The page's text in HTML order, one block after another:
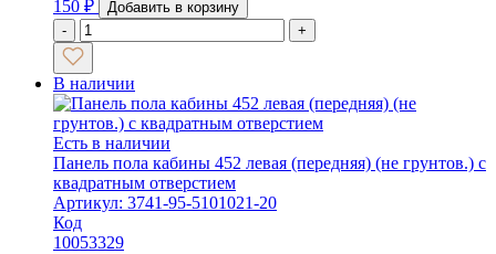
150 ₽
Добавить в корзину
-
+
В наличии
Есть в наличии
Панель пола кабины 452 левая (передняя) (не грунтов.) с
квадратным отверстием
Артикул: 3741-95-5101021-20
Код
10053329